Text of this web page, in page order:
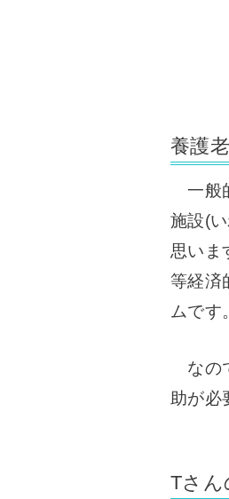
養護
一般
施設(
思いま
等経済
ムです。
なの
助が必
Tさん